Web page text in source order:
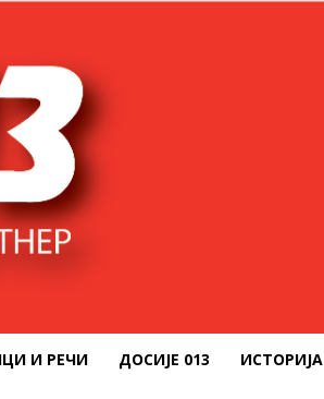
И РЕЧИ ДОСИЈЕ 013 ИСТОРИЈА